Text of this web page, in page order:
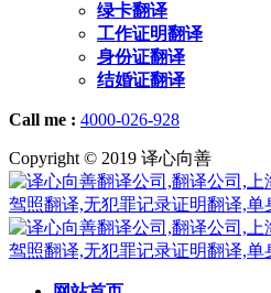
绿卡翻译
工作证明翻译
身份证翻译
结婚证翻译
Call me : 4000-026-928
Copyright © 2019 译心向善